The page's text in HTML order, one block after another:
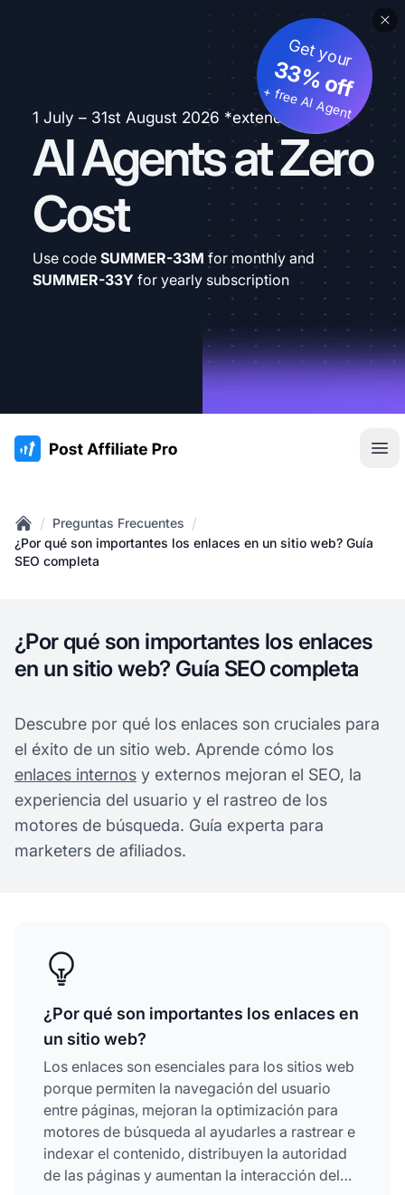
1 July – 31st August 2026 *extended
AI Agents at Zero
Cost
Get your
33% off
+ free AI Agent
Use code SUMMER-33M for monthly and
SUMMER-33Y for yearly subscription
:site.title
Home
/ Preguntas Frecuentes /
¿Por qué son importantes los enlaces en un sitio web? Guía
SEO completa
¿Por qué son importantes los enlaces
en un sitio web? Guía SEO completa
Descubre por qué los enlaces son cruciales para
el éxito de un sitio web. Aprende cómo los
enlaces internos y externos mejoran el SEO, la
experiencia del usuario y el rastreo de los
motores de búsqueda. Guía experta para
marketers de afiliados.
¿Por qué son importantes los enlaces en
un sitio web?
Los enlaces son esenciales para los sitios web
porque permiten la navegación del usuario
entre páginas, mejoran la optimización para
motores de búsqueda al ayudarles a rastrear e
indexar el contenido, distribuyen la autoridad
de las páginas y aumentan la interacción del